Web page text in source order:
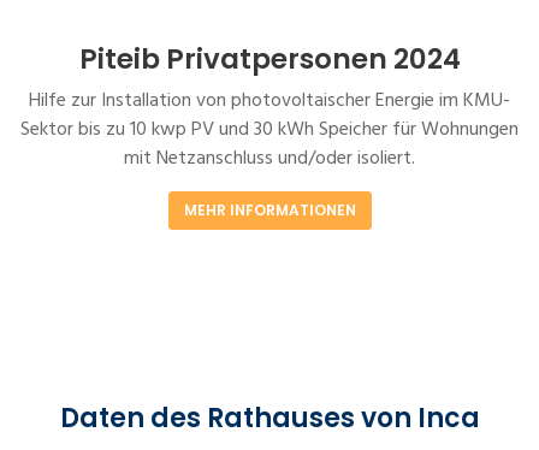
Piteib Privatpersonen 2024
Hilfe zur Installation von photovoltaischer Energie im KMU-
Sektor bis zu 10 kwp PV und 30 kWh Speicher für Wohnungen
mit Netzanschluss und/oder isoliert.
MEHR INFORMATIONEN
Daten des Rathauses von Inca